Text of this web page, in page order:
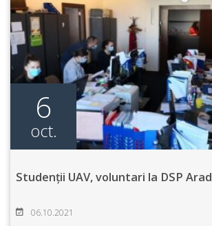
6
oct.
Studenții UAV, voluntari la DSP Arad
06.10.2021